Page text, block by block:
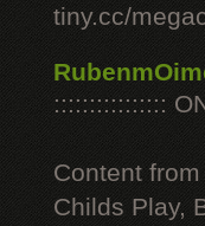
tiny.cc/
::::::::::::::::
Content
Childs Play,